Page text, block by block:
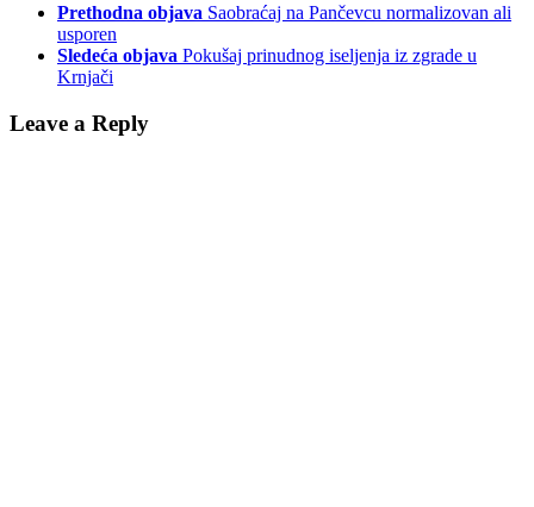
Prethodna objava Saobraćaj na Pančevcu normalizovan ali
usporen
Sledeća objava Pokušaj prinudnog iseljenja iz zgrade u
Krnjači
Leave a Reply